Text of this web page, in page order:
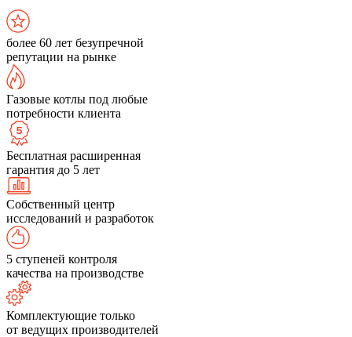
более 60 лет безупречной
репутации на рынке
Газовые котлы под любые
потребности клиента
Бесплатная расширенная
гарантия до 5 лет
Собственный центр
исследований и разработок
5 ступеней контроля
качества на производстве
Комплектующие только
от ведущих производителей